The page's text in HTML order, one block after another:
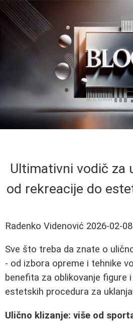
Ultimativni vodič za
od rekreacije do
Radenko Videnović 2026-02-08
Sve što treba da znate o
- od izbora opreme i tehnike
benefita za oblikovanje figure
estetskih procedura za
Ulično klizanje: više od